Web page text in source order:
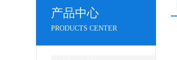
产品中心
PRODUCTS CENTER